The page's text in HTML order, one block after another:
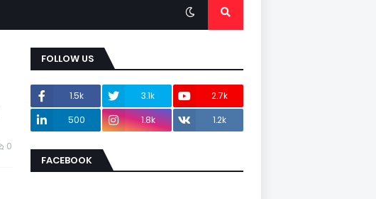
0
FOLLOW US
1.5k 3.1k
2.7k
500
1.8k 1.2k
FACEBOOK